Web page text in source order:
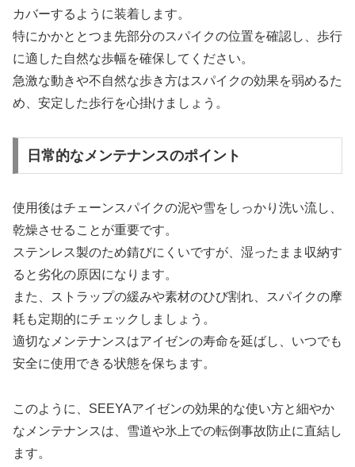
カバーするように装着します。
特にかかととつま先部分のスパイクの位置を確認し、歩行
に適した自然な歩幅を確保してください。
急激な動きや不自然な歩き方はスパイクの効果を弱めるた
め、安定した歩行を心掛けましょう。
日常的なメンテナンスのポイント
使用後はチェーンスパイクの泥や雪をしっかり洗い流し、
乾燥させることが重要です。
ステンレス製のため錆びにくいですが、湿ったまま収納す
ると劣化の原因になります。
また、ストラップの緩みや素材のひび割れ、スパイクの摩
耗も定期的にチェックしましょう。
適切なメンテナンスはアイゼンの寿命を延ばし、いつでも
安全に使用できる状態を保ちます。
このように、SEEYAアイゼンの効果的な使い方と細やか
なメンテナンスは、雪道や氷上での転倒事故防止に直結し
ます。